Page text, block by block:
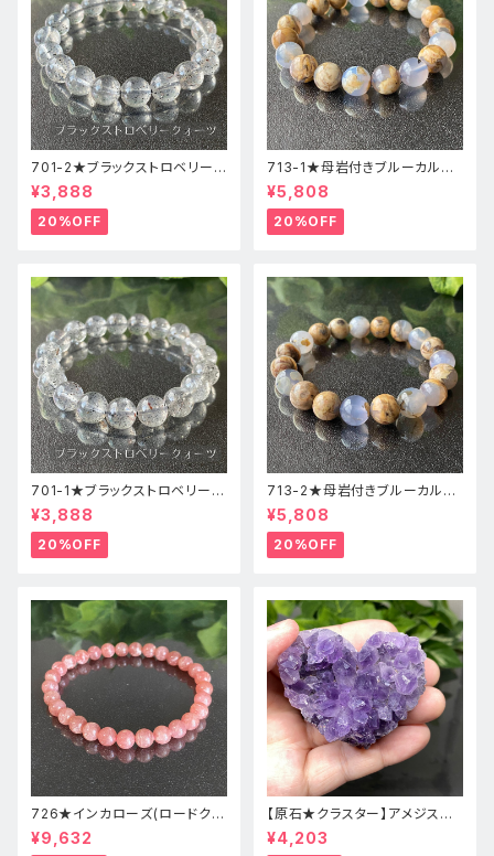
701-2★ブラックストロベリーク
ォーツ【高品質】天然石ブレスレ
ッパワーストーン
¥3,888
20%OFF
713-1★母岩付きブルーカルセ
ドニー【高品質】天然石ブレスレ
ットパワーストーン
¥5,808
20%OFF
701-1★ブラックストロベリーク
ォーツ【高品質】天然石ブレスレ
ッパワーストーン
¥3,888
20%OFF
713-2★母岩付きブルーカルセ
ドニー【高品質】天然石ブレスレ
ットパワーストーン
¥5,808
20%OFF
726★インカローズ(ロードクロ
サイト)★天然石ブレスレット新
品
¥9,632
【原石★クラスター】アメジスト
★ハート形★cp-071天然石パ
ワーストーン★インテリア置物
¥4,203